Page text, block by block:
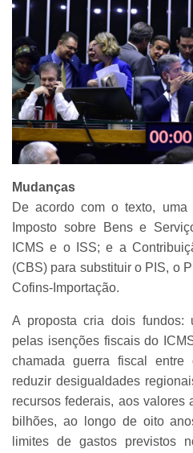
Mudanças
De acordo com o texto,
Imposto sobre Bens e
ICMS e o ISS; e a
(CBS) para substituir o PIS, o
Cofins-Importação.
A proposta cria dois fundos:
pelas isenções fiscais do
chamada guerra fiscal
reduzir desigualdades
recursos federais, aos valores
bilhões, ao longo de oito
limites de gastos previstos